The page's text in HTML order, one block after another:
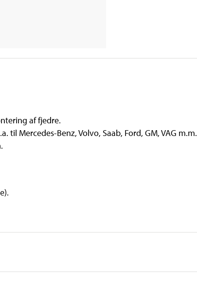
af fjedre.
Mercedes-Benz, Volvo, Saab, Ford, GM, VAG m.m.